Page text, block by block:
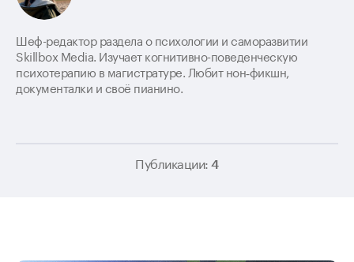
Шеф-редактор раздела о психологии и саморазвитии
Skillbox Media. Изучает когнитивно-поведенческую
психотерапию в магистратуре. Любит нон‑фикшн,
документалки и своё пианино.
Публикации:4